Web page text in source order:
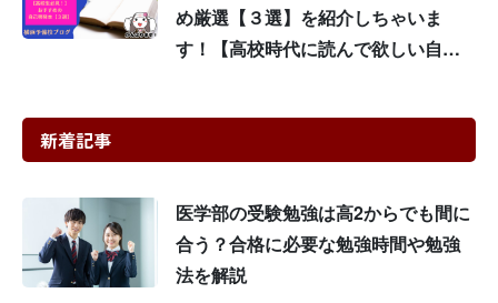
め厳選【３選】を紹介しちゃいま
す！【高校時代に読んで欲しい自己
新着記事
医学部の受験勉強は高2からでも間に
合う？合格に必要な勉強時間や勉強
法を解説